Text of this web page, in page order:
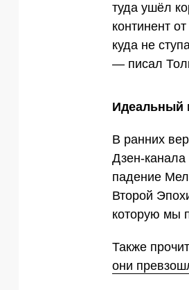
туда ушёл
континент
куда не
— писал
Идеальный
В ранних
Дзен-канала
падение
Второй
которую мы
Также
они